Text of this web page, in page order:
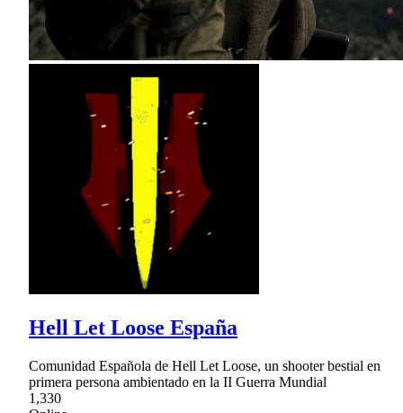
Hell Let Loose España
Comunidad Española de Hell Let Loose, un shooter bestial en
primera persona ambientado en la II Guerra Mundial
1,330